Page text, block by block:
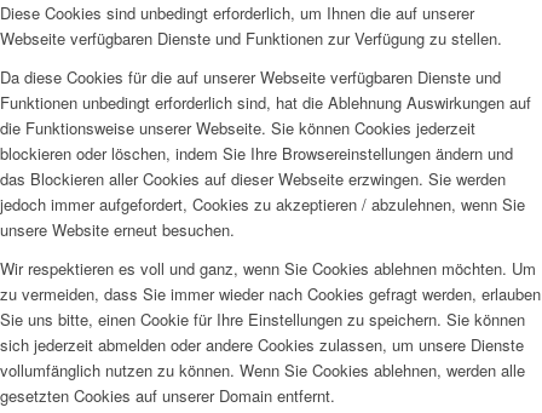
Diese Cookies sind unbedingt erforderlich, um Ihnen die auf unserer
Webseite verfügbaren Dienste und Funktionen zur Verfügung zu stellen.
Da diese Cookies für die auf unserer Webseite verfügbaren Dienste und
Funktionen unbedingt erforderlich sind, hat die Ablehnung Auswirkungen auf
die Funktionsweise unserer Webseite. Sie können Cookies jederzeit
blockieren oder löschen, indem Sie Ihre Browsereinstellungen ändern und
das Blockieren aller Cookies auf dieser Webseite erzwingen. Sie werden
jedoch immer aufgefordert, Cookies zu akzeptieren / abzulehnen, wenn Sie
unsere Website erneut besuchen.
Wir respektieren es voll und ganz, wenn Sie Cookies ablehnen möchten. Um
zu vermeiden, dass Sie immer wieder nach Cookies gefragt werden, erlauben
Sie uns bitte, einen Cookie für Ihre Einstellungen zu speichern. Sie können
sich jederzeit abmelden oder andere Cookies zulassen, um unsere Dienste
vollumfänglich nutzen zu können. Wenn Sie Cookies ablehnen, werden alle
gesetzten Cookies auf unserer Domain entfernt.